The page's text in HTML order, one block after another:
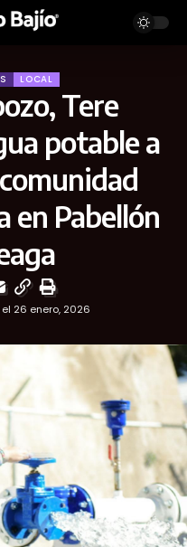
LOCAL
Tere
potable a
en Pabellón
26 enero, 2026